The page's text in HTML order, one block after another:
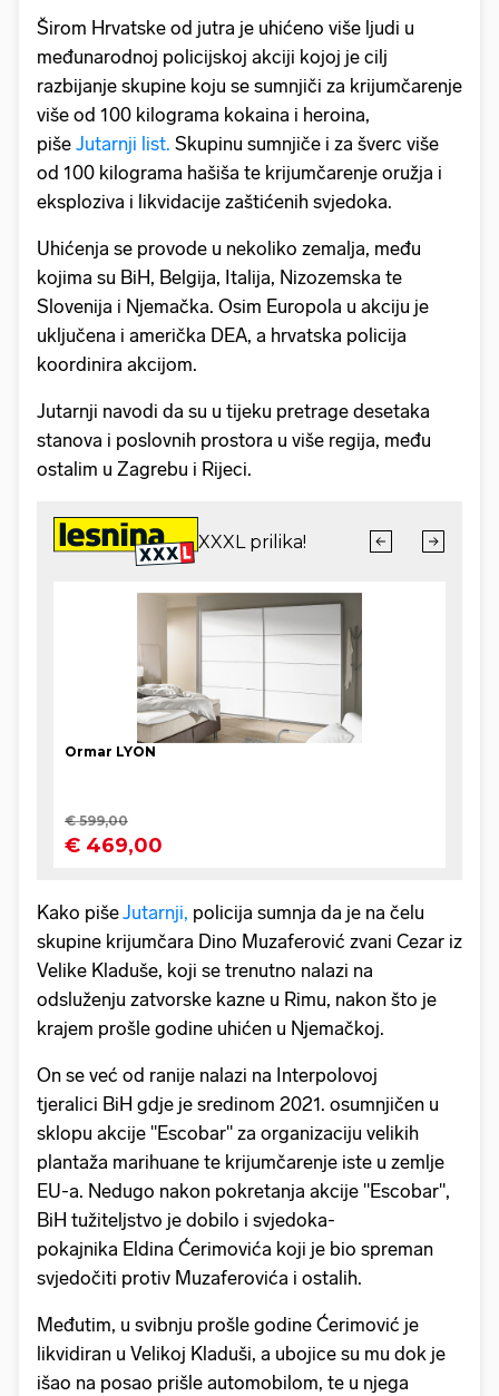
Širom Hrvatske od jutra je uhićeno više ljudi u
međunarodnoj policijskoj akciji kojoj je cilj
razbijanje skupine koju se sumnjiči za krijumčarenje
više od 100 kilograma kokaina i heroina,
piše Jutarnji list. Skupinu sumnjiče i za šverc više
od 100 kilograma hašiša te krijumčarenje oružja i
eksploziva i likvidacije zaštićenih svjedoka.
Uhićenja se provode u nekoliko zemalja, među
kojima su BiH, Belgija, Italija, Nizozemska te
Slovenija i Njemačka. Osim Europola u akciju je
uključena i američka DEA, a hrvatska policija
koordinira akcijom.
Jutarnji navodi da su u tijeku pretrage desetaka
stanova i poslovnih prostora u više regija, među
ostalim u Zagrebu i Rijeci.
Kako pišeJutarnji, policija sumnja da je na čelu
skupine krijumčara Dino Muzaferović zvani Cezar iz
Velike Kladuše, koji se trenutno nalazi na
odsluženju zatvorske kazne u Rimu, nakon što je
krajem prošle godine uhićen u Njemačkoj.
On se već od ranije nalazi na Interpolovoj
tjeralici BiH gdje je sredinom 2021. osumnjičen u
sklopu akcije "Escobar" za organizaciju velikih
plantaža marihuane te krijumčarenje iste u zemlje
EU-a. Nedugo nakon pokretanja akcije "Escobar",
BiH tužiteljstvo je dobilo i svjedoka-
pokajnika Eldina Ćerimovića koji je bio spreman
svjedočiti protiv Muzaferovića i ostalih.
Međutim, u svibnju prošle godine Ćerimović je
likvidiran u Velikoj Kladuši, a ubojice su mu dok je
išao na posao prišle automobilom, te u njega